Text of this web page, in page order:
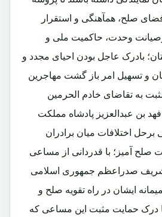
صلح، همآهنگی و استقرار
وحدت، حاکمیت ملی و
بادرک عاجل بودن احیای مجدد و
و تسهیل امر باز گشت مهاجرین
مثبت به تقاضای خادم الحرمین
بن عبدالعزیز پادشاه مملکت
اختلافات میان برادران
صلح آمیز؛ با قدردانی از مساعی
شریف صدراعظم جمهوری اسلامی
ایشان در راه تقویه صلح و
با درک حمایت مثبت این مساعی که